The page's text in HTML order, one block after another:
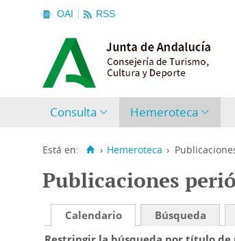
OAI RSS
Consulta Hemeroteca
Está en: › Hemeroteca ›
Publicaciones
Calendario Búsqueda